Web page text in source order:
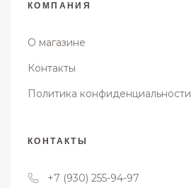
КОМПАНИЯ
О магазине
Контакты
Политика конфиденциальности
КОНТАКТЫ
+7 (930) 255-94-97